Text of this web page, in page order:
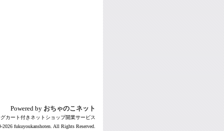
Powered by おちゃのこネット
カート付きネットショップ開業サービス
2026 fukuyoukanshoten. All Rights Reserved.